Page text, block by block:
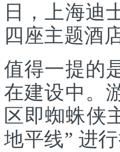
日，上海迪
四座主题酒
值得一提的
在建设中。
区即蜘蛛侠
地平线” 进行